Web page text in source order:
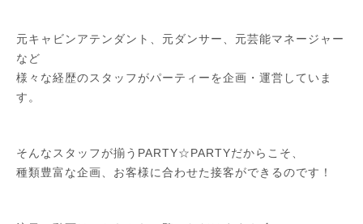
元キャビンアテンダント、元ダンサー、元芸能マネージャー
など
様々な経歴のスタッフがパーティーを企画・運営していま
す。
そんなスタッフが揃うPARTY☆PARTYだからこそ、
種類豊富な企画、お客様に合わせた接客ができるのです！